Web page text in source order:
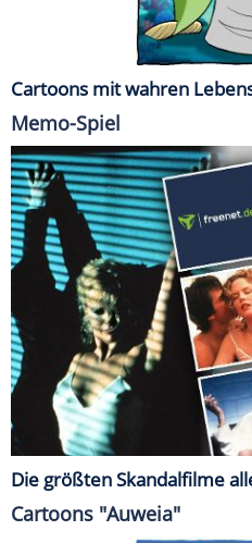
Cartoons mit wahren
Memo-Spiel
Die größten Skandalfilme
Cartoons "Auweia"